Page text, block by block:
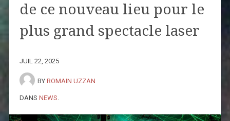
de ce nouveau lieu pour le
plus grand spectacle laser
JUIL 22, 2025
BY ROMAIN UZZAN
DANS NEWS